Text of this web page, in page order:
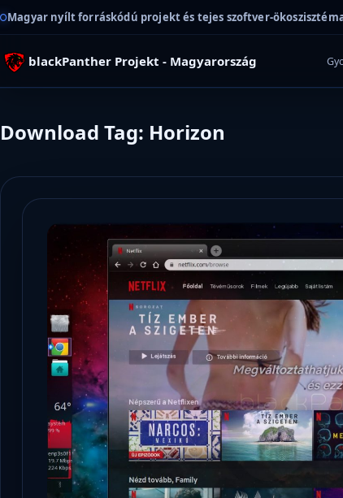
Magyar nyílt forráskódú projekt és tejes szoftver-
blackPanther Projekt - Magyarország
Download Tag: Horizon